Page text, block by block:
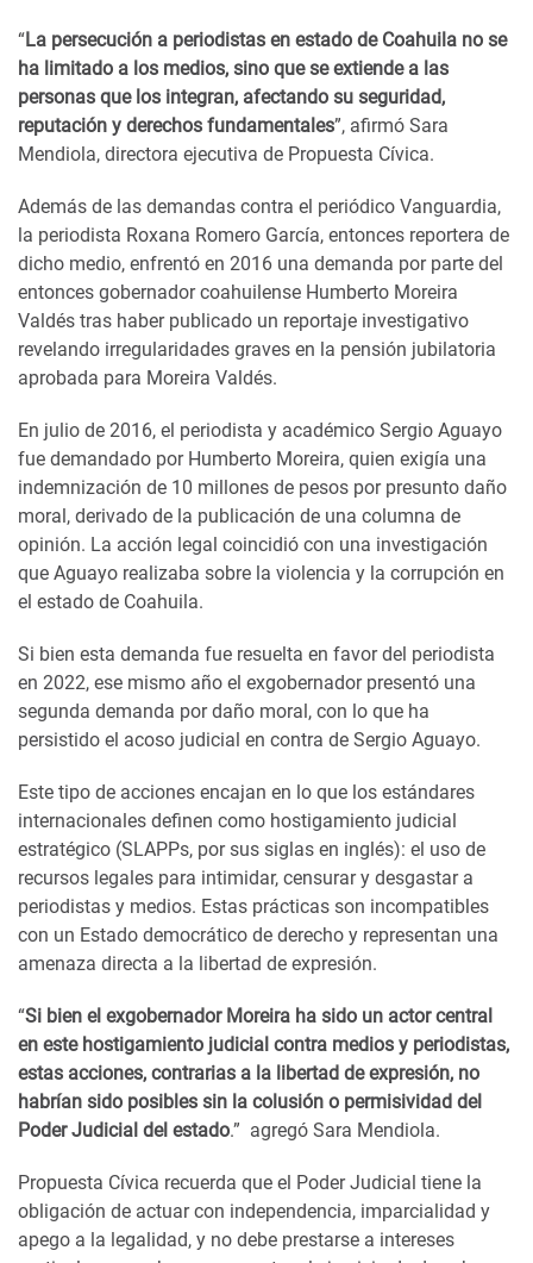
“La persecución a periodistas en estado de Coahuila no se
ha limitado a los medios, sino que se extiende a las
personas que los integran, afectando su seguridad,
reputación y derechos fundamentales”, afirmó Sara
Mendiola, directora ejecutiva de Propuesta Cívica.
Además de las demandas contra el periódico Vanguardia,
la periodista Roxana Romero García, entonces reportera de
dicho medio, enfrentó en 2016 una demanda por parte del
entonces gobernador coahuilense Humberto Moreira
Valdés tras haber publicado un reportaje investigativo
revelando irregularidades graves en la pensión jubilatoria
aprobada para Moreira Valdés.
En julio de 2016, el periodista y académico Sergio Aguayo
fue demandado por Humberto Moreira, quien exigía una
indemnización de 10 millones de pesos por presunto daño
moral, derivado de la publicación de una columna de
opinión. La acción legal coincidió con una investigación
que Aguayo realizaba sobre la violencia y la corrupción en
el estado de Coahuila.
Si bien esta demanda fue resuelta en favor del periodista
en 2022, ese mismo año el exgobernador presentó una
segunda demanda por daño moral, con lo que ha
persistido el acoso judicial en contra de Sergio Aguayo.
Este tipo de acciones encajan en lo que los estándares
internacionales definen como hostigamiento judicial
estratégico (SLAPPs, por sus siglas en inglés): el uso de
recursos legales para intimidar, censurar y desgastar a
periodistas y medios. Estas prácticas son incompatibles
con un Estado democrático de derecho y representan una
amenaza directa a la libertad de expresión.
“Si bien el exgobernador Moreira ha sido un actor central
en este hostigamiento judicial contra medios y periodistas,
estas acciones, contrarias a la libertad de expresión, no
habrían sido posibles sin la colusión o permisividad del
Poder Judicial del estado.” agregó Sara Mendiola.
Propuesta Cívica recuerda que el Poder Judicial tiene la
obligación de actuar con independencia, imparcialidad y
apego a la legalidad, y no debe prestarse a intereses